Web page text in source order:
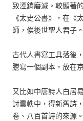
致湮銷磨滅。較顯著
《太史公書》，在《
師，俟後世聖人君子。
古代人書寫工具落後
謄寫一個副本，放在
又比如中唐詩人白居
討囊帙中，得新舊詩
卷、八百首詩的來源